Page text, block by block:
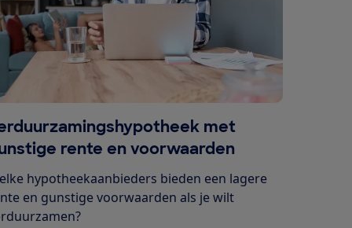
met
rente en voorwaarden
hypotheekaanbieders bieden een lagere
en gunstige voorwaarden als je wilt